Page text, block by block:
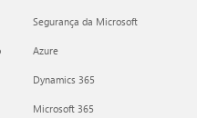
Segurança da Microsoft
Azure
Dynamics 365
Microsoft 365